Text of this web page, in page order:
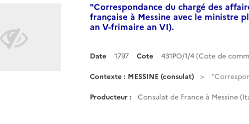
"Correspondance du chargé des
française à Messine avec le ministre
an V-frimaire an VI).
Date 1797 Cote 431PO/1/4 (Cote de
Contexte : MESSINE (consulat)
Producteur : Consulat de France à Messine